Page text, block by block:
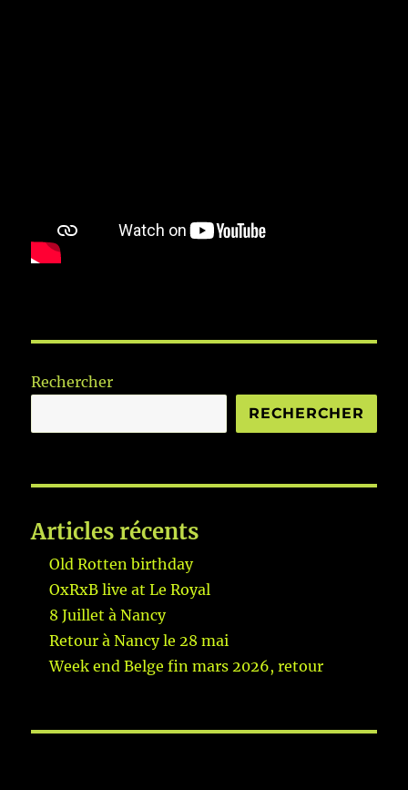
Rechercher
RECHERCHER
Articles récents
Old Rotten birthday
OxRxB live at Le Royal
8 Juillet à Nancy
Retour à Nancy le 28 mai
Week end Belge fin mars 2026, retour